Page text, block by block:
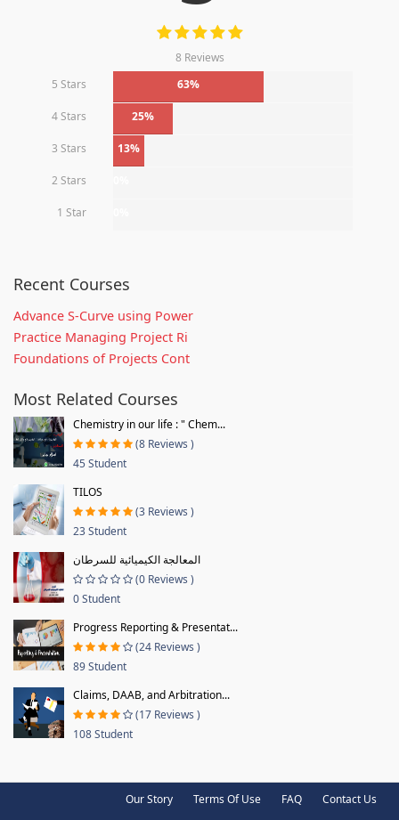
8 Reviews
5 Stars
63%
4 Stars 25%
3 Stars 13%
2 Stars
1 Star
Recent Courses
Advance S-Curve using Power
Practice Managing Project Ri
Foundations of Projects Cont
Most Related Courses
Chemistry in our life : " Chem...
(8 Reviews )
45 Student
TILOS
(3 Reviews )
23 Student
المعالجة الكيميائية للسرطان
(0 Reviews )
0 Student
Progress Reporting & Presentat...
(24 Reviews )
89 Student
Claims, DAAB, and Arbitration...
(17 Reviews )
108 Student
Our Story Terms Of Use FAQ Contact Us